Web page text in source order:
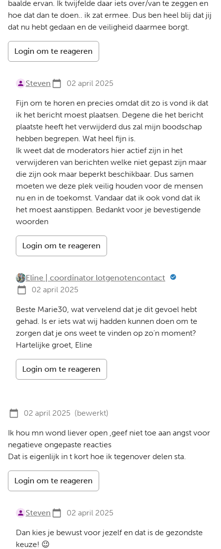
baalde ervan. Ik twijfelde daar iets over/van te zeggen en
hoe dat dan te doen.. ik zat ermee. Dus ben heel blij dat jij
dat nu hebt gedaan en de veiligheid daarmee borgt.
Login om te reageren
Steven 02 april 2025
Fijn om te horen en precies omdat dit zo is vond ik dat
ik het bericht moest plaatsen. Degene die het bericht
plaatste heeft het verwijderd dus zal mijn boodschap
hebben begrepen. Wat heel fijn is.
Ik weet dat de moderators hier actief zijn in het
verwijderen van berichten welke niet gepast zijn maar
die zijn ook maar beperkt beschikbaar. Dus samen
moeten we deze plek veilig houden voor de mensen
nu en in de toekomst. Vandaar dat ik ook vond dat ik
het moest aanstippen. Bedankt voor je bevestigende
woorden
Login om te reageren
Eline | coordinator lotgenotencontact
02 april 2025
Beste Marie30, wat vervelend dat je dit gevoel hebt
gehad. Is er iets wat wij hadden kunnen doen om te
zorgen dat je ons weet te vinden op zo'n moment?
Hartelijke groet, Eline
Login om te reageren
02 april 2025 (bewerkt)
Ik hou mn wond liever open ,geef niet toe aan angst voor
negatieve ongepaste reacties
Dat is eigenlijk in t kort hoe ik tegenover delen sta.
Login om te reageren
Steven 02 april 2025
Dan kies je bewust voor jezelf en dat is de gezondste
keuze! 😉